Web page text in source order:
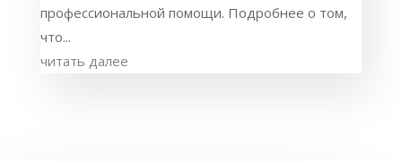
профессиональной помощи. Подробнее о том,
что...
читать далее